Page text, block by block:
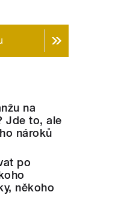
na
Jde to, ale
nároků
po
někoho